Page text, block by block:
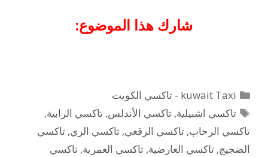
شارك هذا الموضوع:
التصنيفات
kuwait Taxi - تاكسي الكويت
الوسوم
تاكسي اشبيلية,تاكسي الأندلس,تاكسي الرابية,
تاكسي الرحاب, تاكسي الرقعي, تاكسي الري, تاكسي
الضجيج, تاكسي العارضية, تاكسي العمرية, تاكسي